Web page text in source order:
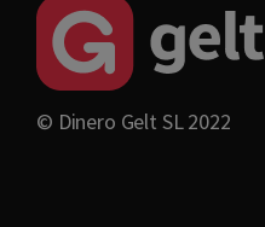
© Dinero Gelt SL 2022